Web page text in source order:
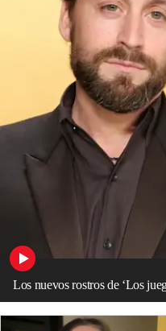
Los nuevos rostros de ‘Los